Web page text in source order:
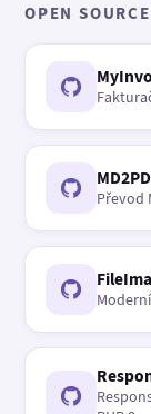
OPEN
Převod